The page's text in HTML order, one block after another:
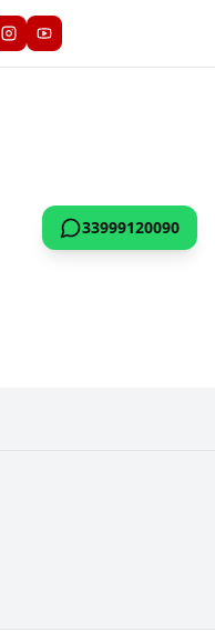
33999120090